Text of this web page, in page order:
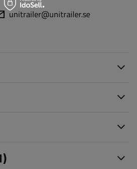
unitrailer@unitrailer.se